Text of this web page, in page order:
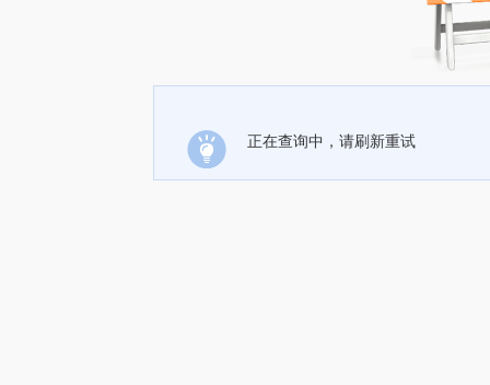
正在查询中，请刷新重试